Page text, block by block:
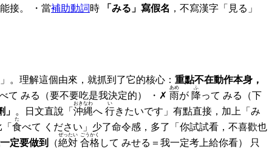
接。 ・當補助動詞時 「みる」寫假名 ，不寫漢字「見る」
理解這個由來，就抓到了它的核心： 重點不在動作本身，
て みる（要不要吃是我決定的） ・✗ 雨
あめ
が 降
ふ
って みる（下
。日文直說「 沖縄
おきなわ
へ 行
い
きたいです」有點直接，加上「み
食
た
べて ください」少了命令感，多了「你試試看，不喜歡也
定要做到 （絶対
ぜったい
合格
ごうかく
して みせる＝我一定考上給你看） 只